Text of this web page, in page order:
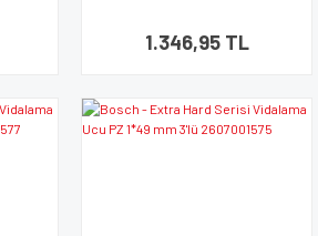
1.346,95 TL